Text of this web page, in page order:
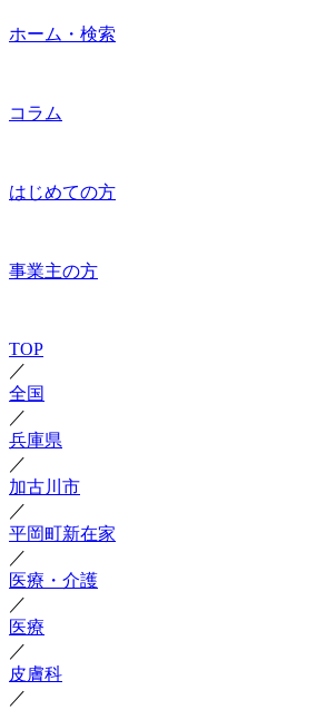
ホーム・検索
コラム
はじめての方
事業主の方
TOP
／
全国
／
兵庫県
／
加古川市
／
平岡町新在家
／
医療・介護
／
医療
／
皮膚科
／